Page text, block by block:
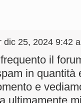
25, 2024 9:42
il
in quantità
e
ultimamente